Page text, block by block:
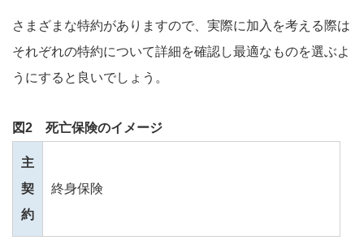
さまざまな特約がありますので、実際に加入を考える際は
それぞれの特約について詳細を確認し最適なものを選ぶよ
うにすると良いでしょう。
図2 死亡保険のイメージ
主
契
約
終身保険